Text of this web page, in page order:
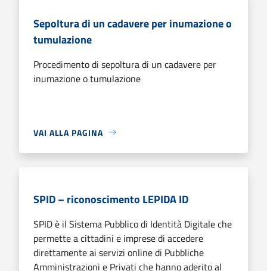
Sepoltura di un cadavere per inumazione o
tumulazione
Procedimento di sepoltura di un cadavere per
inumazione o tumulazione
VAI ALLA PAGINA
SPID – riconoscimento LEPIDA ID
SPID è il Sistema Pubblico di Identità Digitale che
permette a cittadini e imprese di accedere
direttamente ai servizi online di Pubbliche
Amministrazioni e Privati che hanno aderito al